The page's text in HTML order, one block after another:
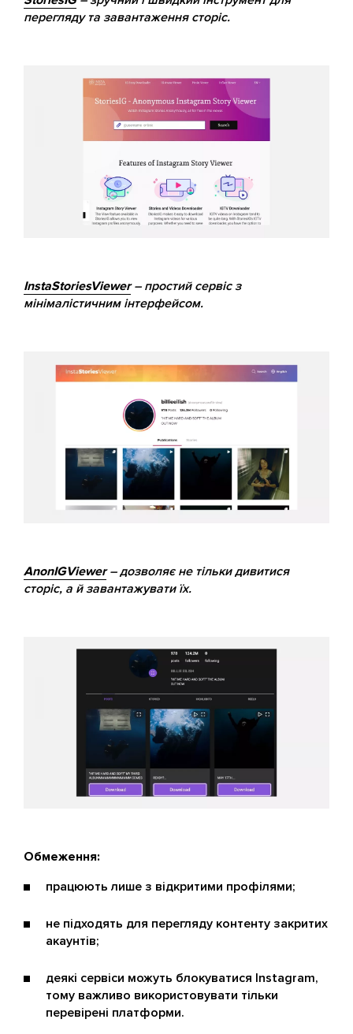
перегляду та завантаження сторіс.
InstaStoriesViewer– простий сервіс з
мінімалістичним інтерфейсом.
AnonIGViewer– дозволяє не тільки дивитися
сторіс, а й завантажувати їх.
Обмеження:
працюють лише з відкритими профілями;
не підходять для перегляду контенту закритих
акаунтів;
деякі сервіси можуть блокуватися Instagram,
тому важливо використовувати тільки
перевірені платформи.